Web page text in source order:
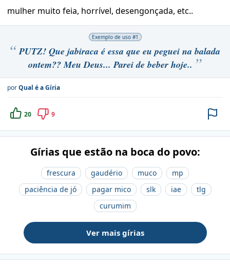
mulher muito feia, horrível, desengonçada, etc..
Exemplo de uso #1
PUTZ! Que jabiraca é essa que eu peguei na balada
ontem?? Meu Deus... Parei de beber hoje..
porQual é a Gíria
20 9
Gírias que estão na boca do povo:
frescura gaudério muco
mp
paciência de jó
pagar mico slk iae
tlg
curumim
Ver mais gírias